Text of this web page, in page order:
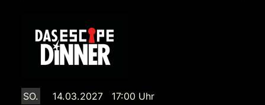
SO.
14.03.2027 17:00 Uhr